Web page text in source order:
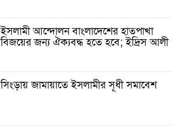
ইসলামী আন্দোলন বাংলাদেশের হাতপাখা
বিজয়ের জন্য ঐক্যবদ্ধ হতে হবে; ইদ্রিস আলী
সিংড়ায় জামায়াতে ইসলামীর সূধী সমাবেশ